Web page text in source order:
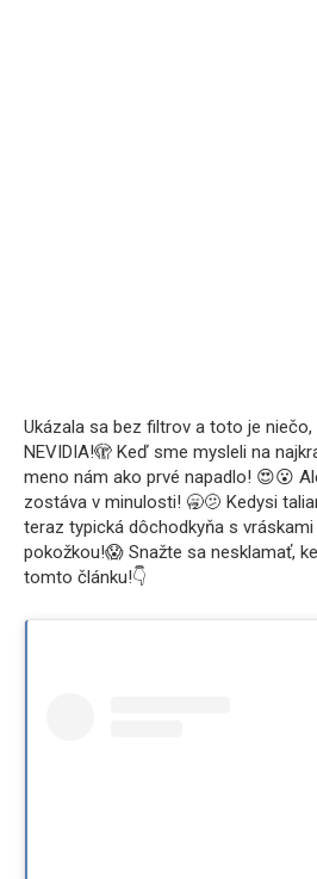
Ukázala sa bez filtrov a toto je
NEVIDIA!🫣 Keď sme mysleli na
meno nám ako prvé napadlo! 😍😮
zostáva v minulosti! 🥱🫤 Kedysi
teraz typická dôchodkyňa s
pokožkou!😱 Snažte sa nesklamať,
tomto článku!👇